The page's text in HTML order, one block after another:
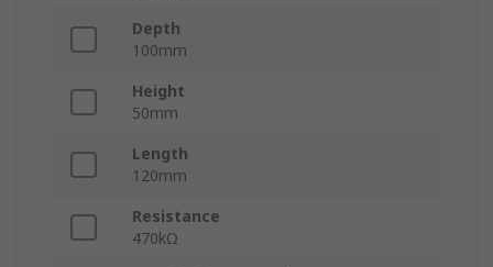
Depth
100mm
Height
50mm
Length
120mm
Resistance
470kΩ